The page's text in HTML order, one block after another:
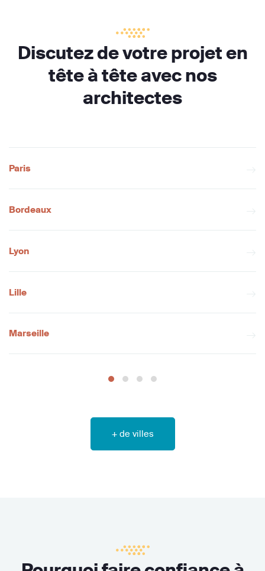
Discutez de votre projet en
tête à tête avec nos
architectes
Paris
Bordeaux
Lyon
Lille
Marseille
+ de villes